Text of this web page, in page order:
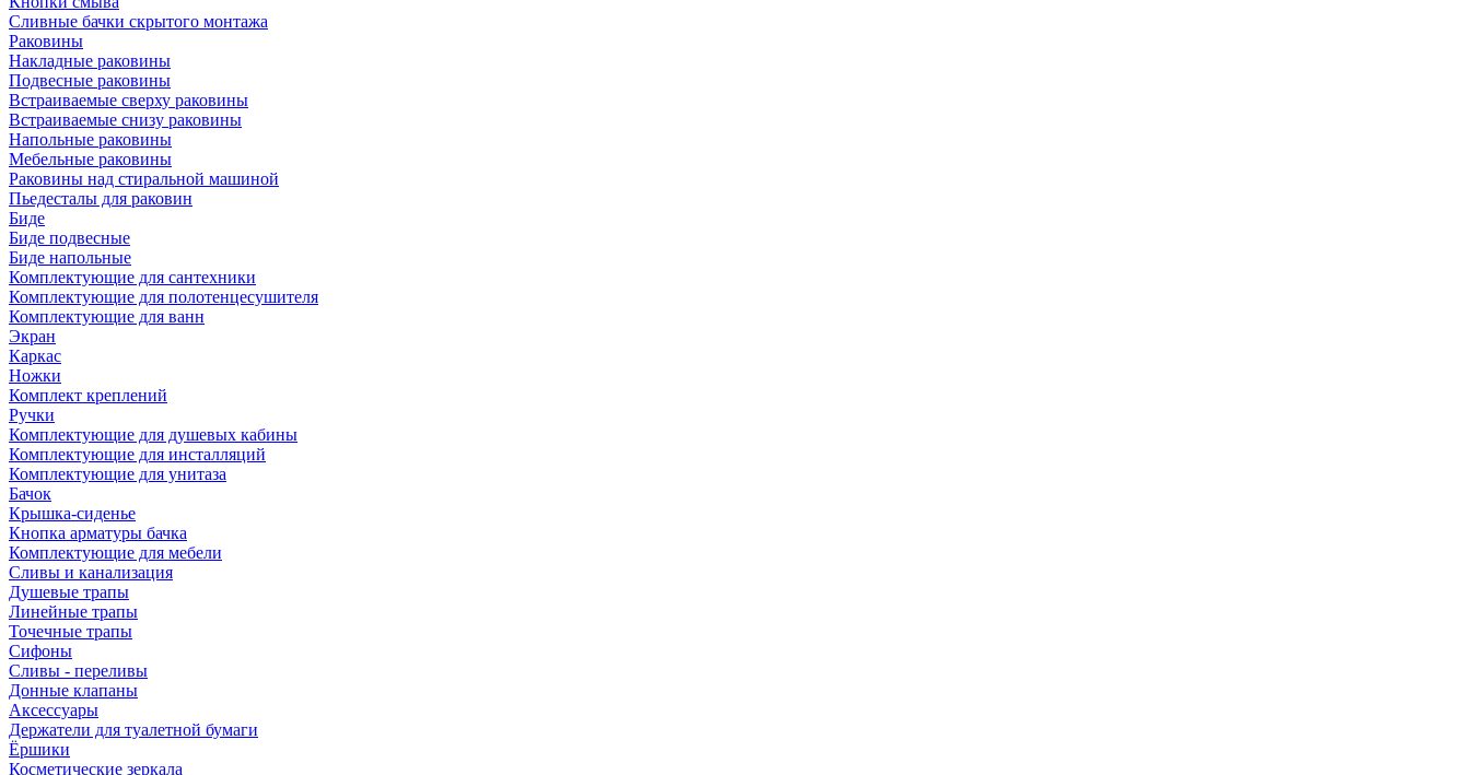
Сливные бачки скрытого монтажа
Раковины
Накладные раковины
Подвесные раковины
Встраиваемые сверху раковины
Встраиваемые снизу раковины
Напольные раковины
Мебельные раковины
Раковины над стиральной машиной
Пьедесталы для раковин
Биде
Биде подвесные
Биде напольные
Комплектующие для сантехники
Комплектующие для полотенцесушителя
Комплектующие для ванн
Экран
Каркас
Ножки
Комплект креплений
Ручки
Комплектующие для душевых кабины
Комплектующие для инсталляций
Комплектующие для унитаза
Бачок
Крышка-сиденье
Кнопка арматуры бачка
Комплектующие для мебели
Сливы и канализация
Душевые трапы
Линейные трапы
Точечные трапы
Сифоны
Сливы - переливы
Донные клапаны
Аксессуары
Держатели для туалетной бумаги
Ёршики
Косметические зеркала